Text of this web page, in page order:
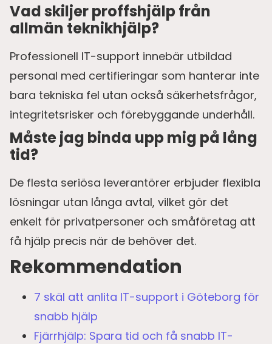
Vad skiljer proffshjälp från
allmän teknikhjälp?
Professionell IT-support innebär utbildad
personal med certifieringar som hanterar inte
bara tekniska fel utan också säkerhetsfrågor,
integritetsrisker och förebyggande underhåll.
Måste jag binda upp mig på lång
tid?
De flesta seriösa leverantörer erbjuder flexibla
lösningar utan långa avtal, vilket gör det
enkelt för privatpersoner och småföretag att
få hjälp precis när de behöver det.
Rekommendation
7 skäl att anlita IT-support i Göteborg för
snabb hjälp
Fjärrhjälp: Spara tid och få snabb IT-